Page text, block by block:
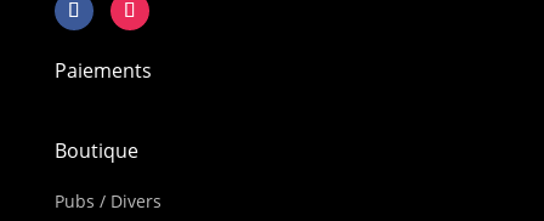
Paiements
Boutique
Pubs / Divers